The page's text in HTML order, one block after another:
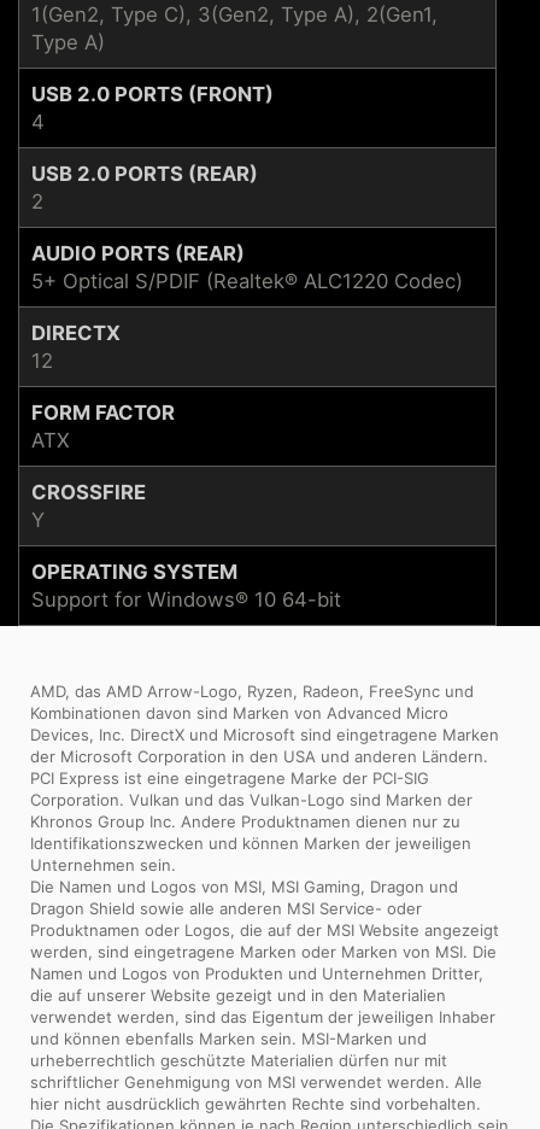
1(Gen2, Type C), 3(Gen2, Type A), 2(Gen1,
Type A)
USB 2.0 PORTS (FRONT)
4
USB 2.0 PORTS (REAR)
2
AUDIO PORTS (REAR)
5+ Optical S/PDIF (Realtek® ALC1220 Codec)
DIRECTX
12
FORM FACTOR
ATX
CROSSFIRE
Y
OPERATING SYSTEM
Support for Windows® 10 64-bit
AMD, das AMD Arrow-Logo, Ryzen, Radeon, FreeSync und
Kombinationen davon sind Marken von Advanced Micro
Devices, Inc. DirectX und Microsoft sind eingetragene Marken
der Microsoft Corporation in den USA und anderen Ländern.
PCI Express ist eine eingetragene Marke der PCI-SIG
Corporation. Vulkan und das Vulkan-Logo sind Marken der
Khronos Group Inc. Andere Produktnamen dienen nur zu
Identifikationszwecken und können Marken der jeweiligen
Unternehmen sein.
Die Namen und Logos von MSI, MSI Gaming, Dragon und
Dragon Shield sowie alle anderen MSI Service- oder
Produktnamen oder Logos, die auf der MSI Website angezeigt
werden, sind eingetragene Marken oder Marken von MSI. Die
Namen und Logos von Produkten und Unternehmen Dritter,
die auf unserer Website gezeigt und in den Materialien
verwendet werden, sind das Eigentum der jeweiligen Inhaber
und können ebenfalls Marken sein. MSI-Marken und
urheberrechtlich geschützte Materialien dürfen nur mit
schriftlicher Genehmigung von MSI verwendet werden. Alle
hier nicht ausdrücklich gewährten Rechte sind vorbehalten.
Die Spezifikationen können je nach Region unterschiedlich sein